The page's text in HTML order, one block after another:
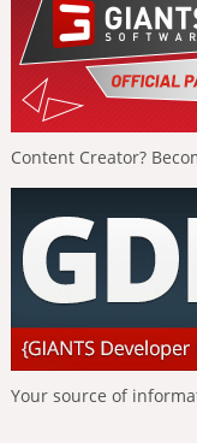
Content Creator?
Your source of